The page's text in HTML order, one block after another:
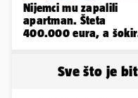
Nijemci mu zapalili
apartman. Šteta
400.000 eura, a
Sve što je